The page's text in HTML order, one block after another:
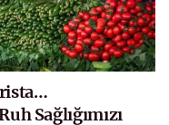
Sağlığımızı